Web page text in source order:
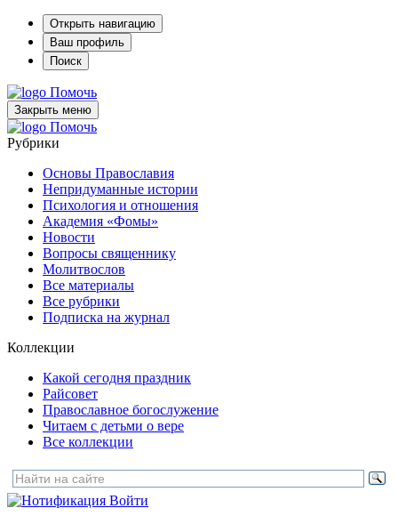
Открыть навигацию
Ваш профиль
Поиск
Помочь
Закрыть меню
Помочь
Рубрики
Основы Православия
Непридуманные истории
Психология и отношения
Академия «Фомы»
Новости
Вопросы священнику
Молитвослов
Все материалы
Все рубрики
Подписка на журнал
Коллекции
Какой сегодня праздник
Райсовет
Православное богослужение
Читаем с детьми о вере
Все коллекции
Войти